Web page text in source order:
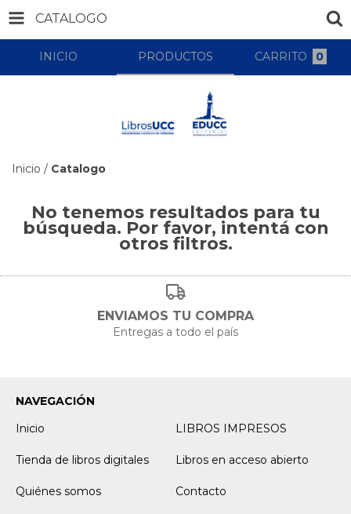
CATALOGO
INICIO PRODUCTOS CARRITO 0
Inicio / Catalogo
No tenemos resultados para tu
búsqueda. Por favor, intentá con
otros filtros.
ENVIAMOS TU COMPRA
Entregas a todo el país
NAVEGACIÓN
Inicio
LIBROS IMPRESOS
Tienda de libros digitales Libros en acceso abierto
Quiénes somos Contacto